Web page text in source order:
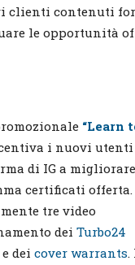
clienti contenuti
le opportunità
“Learn
i nuovi utenti
di IG a
certificati offerta.
tre video
dei Turbo24
e dei cover warrants.